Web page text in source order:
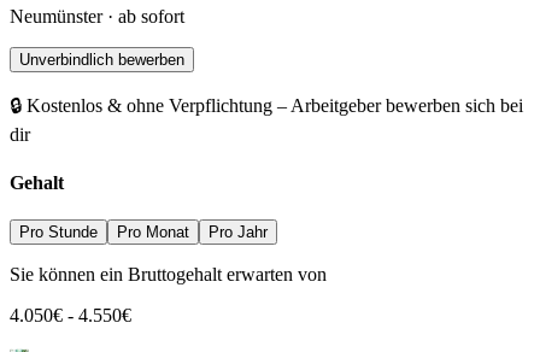
Neumünster · ab sofort
Unverbindlich bewerben
🔒 Kostenlos & ohne Verpflichtung – Arbeitgeber bewerben sich bei
dir
Gehalt
Pro Stunde Pro Monat Pro Jahr
Sie können ein Bruttogehalt erwarten von
4.050€ - 4.550€